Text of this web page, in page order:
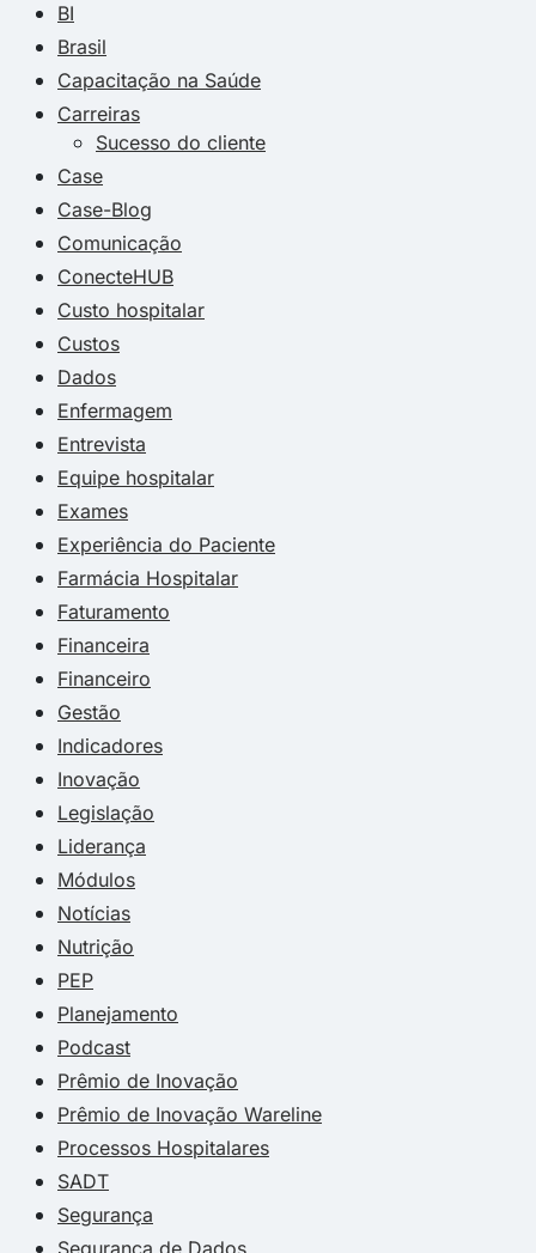
BI
Brasil
Capacitação na Saúde
Carreiras
Sucesso do cliente
Case
Case-Blog
Comunicação
ConecteHUB
Custo hospitalar
Custos
Dados
Enfermagem
Entrevista
Equipe hospitalar
Exames
Experiência do Paciente
Farmácia Hospitalar
Faturamento
Financeira
Financeiro
Gestão
Indicadores
Inovação
Legislação
Liderança
Módulos
Notícias
Nutrição
PEP
Planejamento
Podcast
Prêmio de Inovação
Prêmio de Inovação Wareline
Processos Hospitalares
SADT
Segurança